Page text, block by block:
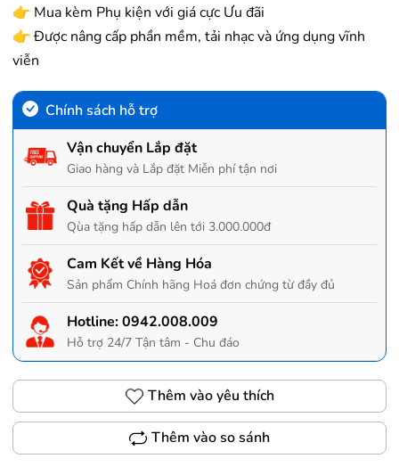
👉 Mua kèm Phụ kiện với giá cực Ưu đãi
👉 Được nâng cấp phần mềm, tải nhạc và ứng dụng vĩnh
viễn
Chính sách hỗ trợ
Vận chuyển Lắp đặt
Giao hàng và Lắp đặt Miễn phí tận nơi
Quà tặng Hấp dẫn
Qùa tặng hấp dẫn lên tới 3.000.000đ
Cam Kết về Hàng Hóa
Sản phẩm Chính hãng Hoá đơn chứng từ đầy đủ
Hotline:0942.008.009
Hỗ trợ 24/7 Tận tâm - Chu đáo
Thêm vào yêu thích
Thêm vào so sánh